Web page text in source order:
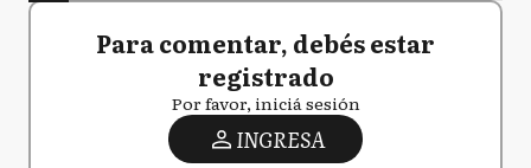
Para comentar, debés estar
registrado
Por favor, iniciá sesión
INGRESA